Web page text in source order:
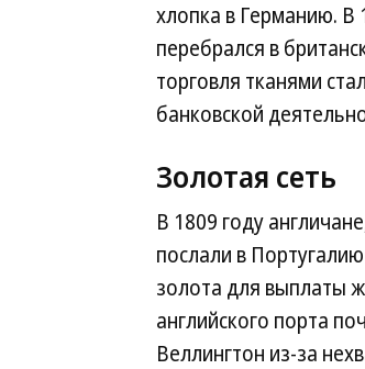
хлопка в Германию. В
перебрался в
торговля тканями
банковской
Золотая сеть
В 1809 году
послали в
золота для выплаты
английского порта
Веллингтон из-за